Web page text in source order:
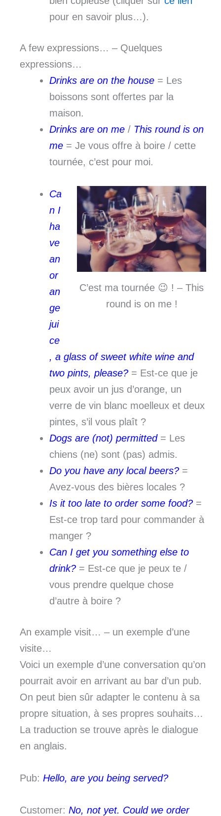
pour en savoir plus…).
A few expressions… – Quelques
expressions…
Drinks are on the house = Les
boissons sont offertes par la
maison.
Drinks are on me / This round is on
me = Je vous offre à boire / cette
tournée, c’est pour moi.
C’est ma tournée 😉 ! – This
round is on me !
Ca
n I
ha
ve
an
or
an
ge
jui
ce
, a glass of sweet white wine and
two pints, please? = Est-ce que je
peux avoir un jus d’orange, un
verre de vin blanc moelleux et deux
pintes, s’il vous plaît ?
Dogs are (not) permitted= Les
chiens (ne) sont (pas) admis.
Do you have any local beers? =
Avez-vous des bières locales ?
Is it too late to order some food? =
Est-ce trop tard pour commander à
manger ?
Can I get you something else to
drink? = Est-ce que je peux te /
vous prendre quelque chose
d’autre à boire ?
An example visit… – un exemple d’une
visite…
Voici un exemple d’une conversation qu’on
pourrait avoir en arrivant au bar d’un pub.
On peut bien sûr adapter le contenu à sa
propre situation, à ses propres souhaits…
La traduction se trouve après le dialogue
en anglais.
Pub: Hello, are you being served?
Customer: No, not yet. Could we order